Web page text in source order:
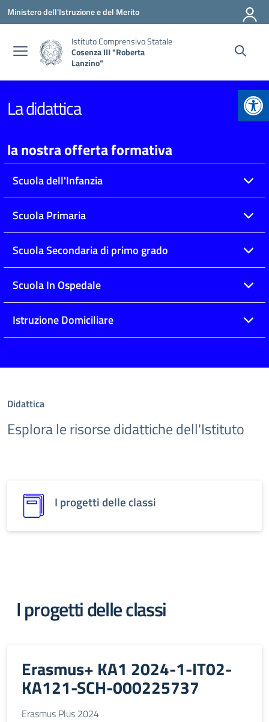
Vai ai contenuti
Vai al menu di navigazione
Vai al footer
Ministero dell'Istruzione e del Merito
Istituto Comprensivo Statale
Cosenza III "Roberta
Lanzino"
La didattica
la nostra offerta formativa
Scuola dell'Infanzia
Scuola Primaria
Scuola Secondaria di primo grado
Scuola In Ospedale
Istruzione Domiciliare
Didattica
Esplora le risorse didattiche dell'Istituto
I progetti delle classi
I progetti delle classi
Erasmus+ KA1 2024-1-IT02-
KA121-SCH-000225737
Erasmus Plus 2024